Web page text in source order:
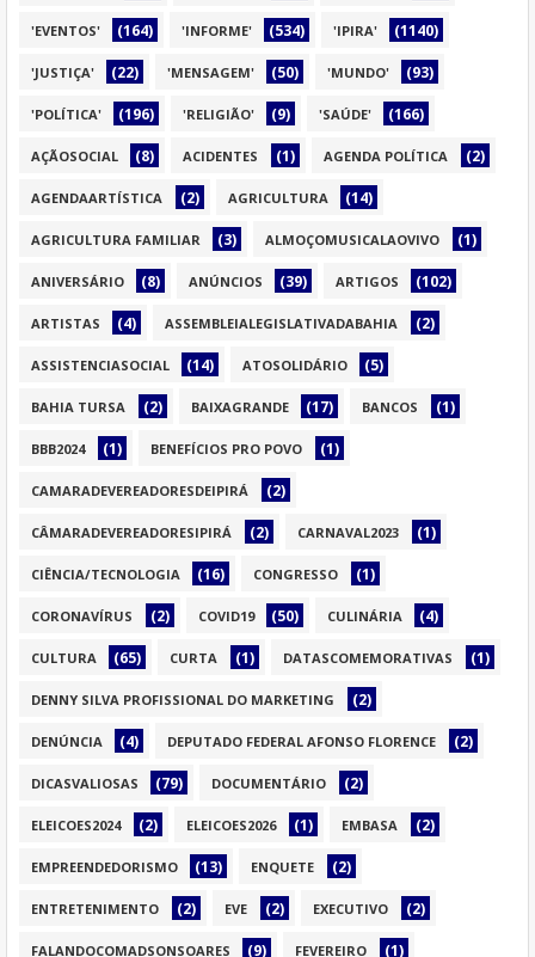
'EVENTOS' (164) 'INFORME' (534) 'IPIRA' (1140)
'JUSTIÇA' (22) 'MENSAGEM' (50) 'MUNDO' (93)
'POLÍTICA' (196) 'RELIGIÃO' (9) 'SAÚDE' (166)
AÇÃOSOCIAL (8) ACIDENTES (1) AGENDA POLÍTICA (2)
AGENDAARTÍSTICA (2) AGRICULTURA (14)
AGRICULTURA FAMILIAR (3) ALMOÇOMUSICALAOVIVO (1)
ANIVERSÁRIO (8) ANÚNCIOS (39) ARTIGOS (102)
ARTISTAS (4) ASSEMBLEIALEGISLATIVADABAHIA (2)
ASSISTENCIASOCIAL (14) ATOSOLIDÁRIO (5)
BAHIA TURSA (2) BAIXAGRANDE (17) BANCOS (1)
BBB2024 (1) BENEFÍCIOS PRO POVO (1)
CAMARADEVEREADORESDEIPIRÁ (2)
CÂMARADEVEREADORESIPIRÁ (2) CARNAVAL2023 (1)
CIÊNCIA/TECNOLOGIA (16) CONGRESSO (1)
CORONAVÍRUS (2) COVID19 (50) CULINÁRIA (4)
CULTURA (65) CURTA (1) DATASCOMEMORATIVAS (1)
DENNY SILVA PROFISSIONAL DO MARKETING (2)
DENÚNCIA (4) DEPUTADO FEDERAL AFONSO FLORENCE (2)
DICASVALIOSAS (79) DOCUMENTÁRIO (2)
ELEICOES2024 (2) ELEICOES2026 (1) EMBASA (2)
EMPREENDEDORISMO (13) ENQUETE (2)
ENTRETENIMENTO (2) EVE (2) EXECUTIVO (2)
FALANDOCOMADSONSOARES (9) FEVEREIRO (1)